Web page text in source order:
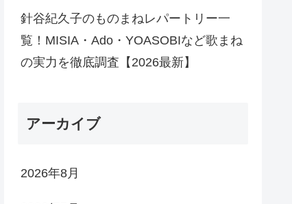
針谷紀久子のものまねレパートリー一
覧！MISIA・Ado・YOASOBIなど歌まね
の実力を徹底調査【2026最新】
アーカイブ
2026年8月